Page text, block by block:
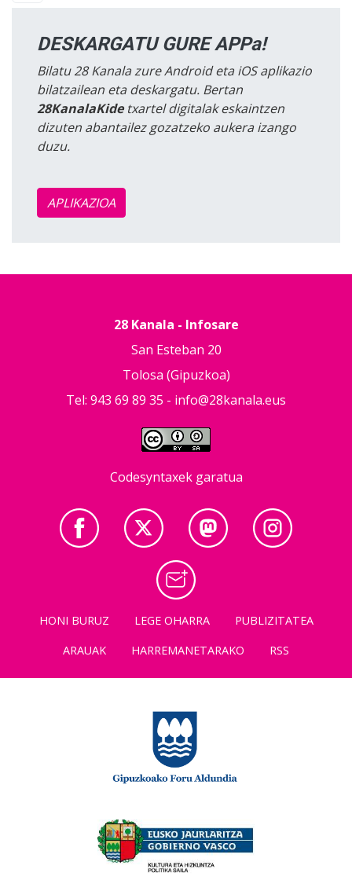
DESKARGATU GURE APPa!
Bilatu 28 Kanala zure Android eta iOS aplikazio
bilatzailean eta deskargatu. Bertan
28KanalaKidetxartel digitalak eskaintzen
dizuten abantailez gozatzeko aukera izango
duzu.
APLIKAZIOA
28 Kanala - Infosare
San Esteban 20
Tolosa (Gipuzkoa)
Tel: 943 69 89 35 - info@28kanala.eus
Codesyntaxek garatua
HONI BURUZ LEGE OHARRA
PUBLIZITATEA
ARAUAK
HARREMANETARAKO RSS